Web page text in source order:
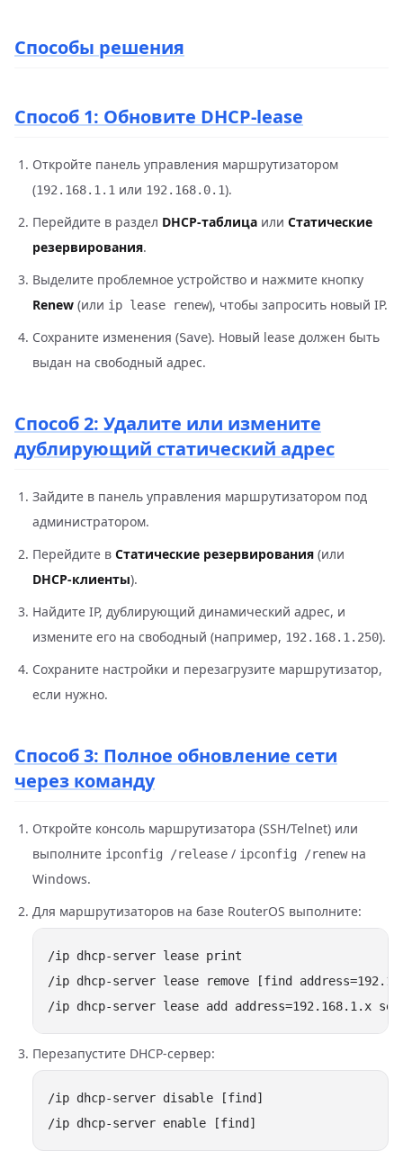
Способы решения
Способ 1: Обновите DHCP-lease
Откройте панель управления маршрутизатором
(192.168.1.1 или 192.168.0.1).
Перейдите в раздел DHCP‑таблица или Статические
резервирования.
Выделите проблемное устройство и нажмите кнопку
Renew (или ip lease renew), чтобы запросить новый IP.
Сохраните изменения (Save). Новый lease должен быть
выдан на свободный адрес.
Способ 2: Удалите или измените
дублирующий статический адрес
Зайдите в панель управления маршрутизатором под
администратором.
Перейдите в Статические резервирования (или
DHCP‑клиенты).
Найдите IP, дублирующий динамический адрес, и
измените его на свободный (например, 192.168.1.250).
Сохраните настройки и перезагрузите маршрутизатор,
если нужно.
Способ 3: Полное обновление сети
через команду
Откройте консоль маршрутизатора (SSH/Telnet) или
выполните ipconfig /release / ipconfig /renewна
Windows.
Для маршрутизаторов на базе RouterOS выполните:
/ip dhcp-server lease print
/ip dhcp-server lease remove [find
Перезапустите DHCP-сервер:
/ip dhcp-server disable [find]